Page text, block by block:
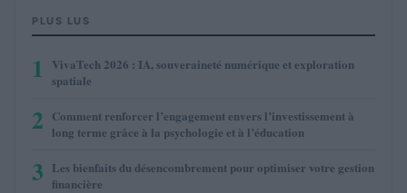
PLUS LUS
1
VivaTech 2026 : IA, souveraineté numérique et exploration
spatiale
2 Comment renforcer l’engagement envers l’investissement à
long terme grâce à la psychologie et à l’éducation
3 Les bienfaits du désencombrement pour optimiser votre gestion
financière